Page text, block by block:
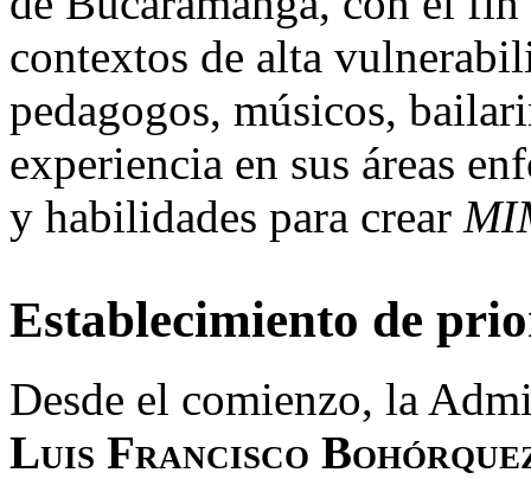
contextos de alta
pedagogos, músicos,
experiencia en sus áreas
y habilidades para crear
Establecimiento de
Desde el comienzo, la
Luis Francisco